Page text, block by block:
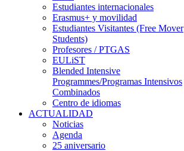
Estudiantes internacionales
Erasmus+ y movilidad
Estudiantes Visitantes (Free Mover
Students)
Profesores / PTGAS
EULiST
Blended Intensive
Programmes/Programas Intensivos
Combinados
Centro de idiomas
ACTUALIDAD
Noticias
Agenda
25 aniversario